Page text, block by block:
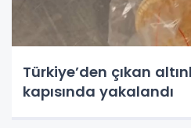
Türkiye’den çıkan
kapısında yakalandı